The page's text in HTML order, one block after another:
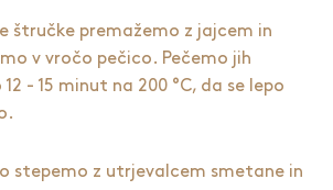
štručke premažemo z jajcem in
v vročo pečico. Pečemo jih
12 - 15 minut na 200 °C, da se lepo
stepemo z utrjevalcem smetane in